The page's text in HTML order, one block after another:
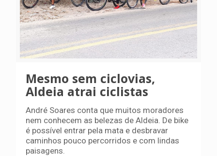
Mesmo sem ciclovias,
Aldeia atrai ciclistas
André Soares conta que muitos moradores
nem conhecem as belezas de Aldeia. De bike
é possível entrar pela mata e desbravar
caminhos pouco percorridos e com lindas
paisagens.